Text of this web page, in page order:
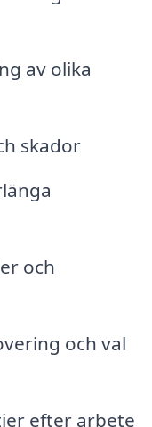
av olika
skador
och
och val
efter arbete